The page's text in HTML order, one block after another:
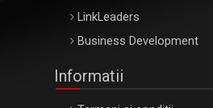
LinkLeaders
Business Development
Informatii